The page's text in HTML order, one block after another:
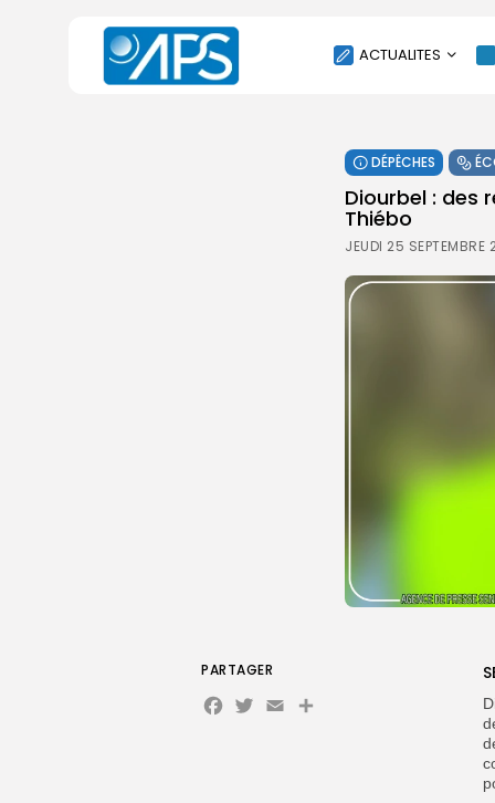
ACTUALITES
SOCIÉTÉ
ÉCONOMIE
CULTURE
DÉPÊCHES
Diourbel : des
Thiébo
JEUDI 25
PARTAGER
Facebook
Twitter
Email